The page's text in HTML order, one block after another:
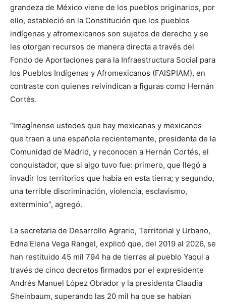
grandeza de México viene de los pueblos originarios, por
ello, estableció en la Constitución que los pueblos
indígenas y afromexicanos son sujetos de derecho y se
les otorgan recursos de manera directa a través del
Fondo de Aportaciones para la Infraestructura Social para
los Pueblos Indígenas y Afromexicanos (FAISPIAM), en
contraste con quienes reivindican a figuras como Hernán
Cortés.
“Imagínense ustedes que hay mexicanas y mexicanos
que traen a una española recientemente, presidenta de la
Comunidad de Madrid, y reconocen a Hernán Cortés, el
conquistador, que si algo tuvo fue: primero, que llegó a
invadir los territorios que había en esta tierra; y segundo,
una terrible discriminación, violencia, esclavismo,
exterminio”, agregó.
La secretaria de Desarrollo Agrario, Territorial y Urbano,
Edna Elena Vega Rangel, explicó que, del 2019 al 2026, se
han restituido 45 mil 794 ha de tierras al pueblo Yaqui a
través de cinco decretos firmados por el expresidente
Andrés Manuel López Obrador y la presidenta Claudia
Sheinbaum, superando las 20 mil ha que se habían